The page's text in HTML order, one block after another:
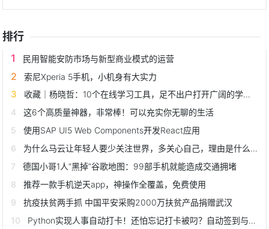
门牌号
排行
民用智能安防市场与新型商业模式的运营
索尼Xperia 5手机，小机身有大实力
收藏｜杨晓哲：10个在线学习工具，足不出户打开广阔的学习天地
这6个高质量神器，非常棒！可以充实你无聊的生活
使用SAP UI5 Web Components开发React应用
为什么马云让年轻人要少关注世界，多关心自己，理由是什么？
德国小哥1人“黑掉”谷歌地图：99部手机就能造成交通拥堵
推荐一款手机逆天app，神操作全覆盖，免费使用
抗疫扶贫两手抓 中国平安采购2000万扶贫产品捐赠武汉
Python实现人事自动打卡！还怕忘记打卡被叼？自动签到与签退